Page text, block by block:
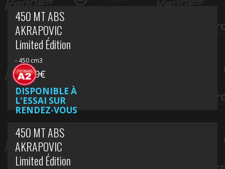
450 MT ABS
AKRAPOVIC
Limited Édition
- 450 cm3
6 599€
DISPONIBLE À
L'ESSAI SUR
RENDEZ-VOUS
450 MT ABS
AKRAPOVIC
Limited Édition